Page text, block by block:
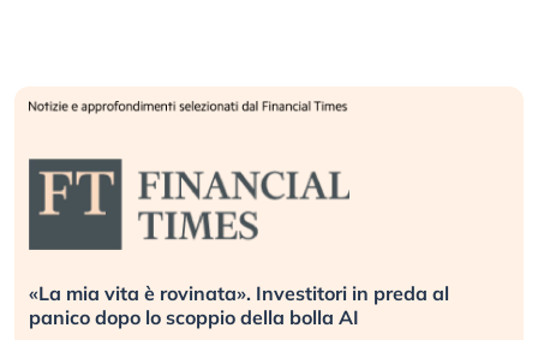
al
Quando la finanza pesa più
L’America sta ripetendo gli errori del